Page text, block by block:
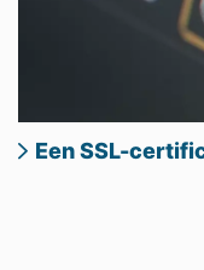
Een SSL-